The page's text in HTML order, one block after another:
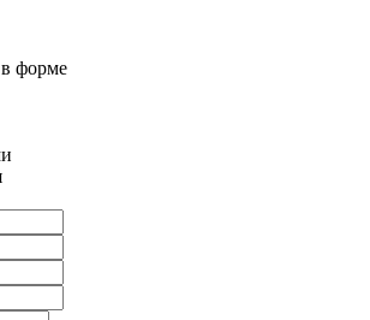
форме